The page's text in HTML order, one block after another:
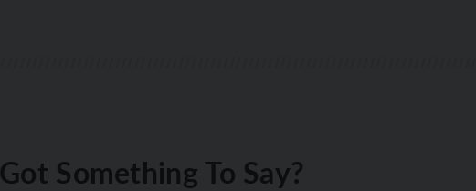
Got Something To Say?